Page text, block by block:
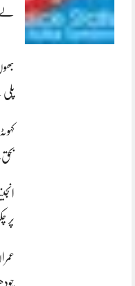
پر چکری